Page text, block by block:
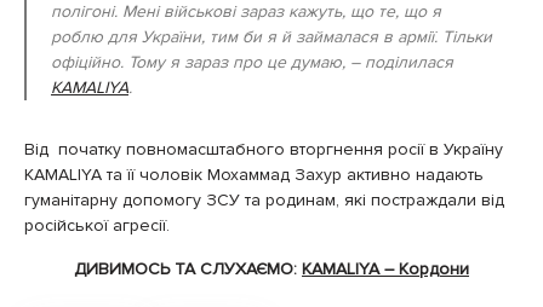
полігоні. Мені військові зараз кажуть, що те, що я
роблю для України, тим би я й займалася в армії. Тільки
офіційно. Тому я зараз про це думаю, – поділилася
KAMALIYA.
Від початку повномасштабного вторгнення pосії в Україну
KAMALIYA та її чоловік Мохаммад Захур активно надають
гуманітарну допомогу ЗСУ та родинам, які постраждали від
російської агресії.
ДИВИМОСЬ ТА СЛУХАЄМО: KAMALIYA – Кордони